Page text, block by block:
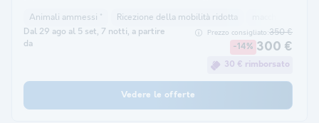
Animali ammessi * Ricezione della mobilità ridotta
Dal 29 ago al 5 set, 7 notti, a partire
da
Prezzo consigliato:350 €
-14% 300 €
30 € rimborsato
Vedere le offerte